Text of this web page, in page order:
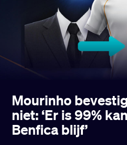
Mourinho
niet: ‘Er is 99%
Benfica blijf’